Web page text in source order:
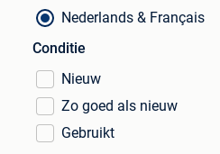
Nederlands & Français
Conditie
Nieuw
Zo goed als nieuw
Gebruikt